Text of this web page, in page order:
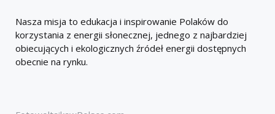
Nasza misja to edukacja i inspirowanie Polaków do
korzystania z energii słonecznej, jednego z najbardziej
obiecujących i ekologicznych źródeł energii dostępnych
obecnie na rynku.